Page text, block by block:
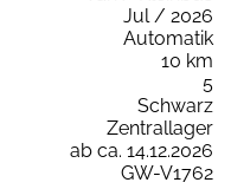
Jul / 2026
Automatik
10 km
5
Schwarz
Zentrallager
ab ca. 14.12.2026
GW-V1762